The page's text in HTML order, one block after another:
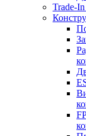
Trade-